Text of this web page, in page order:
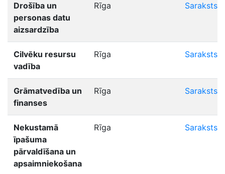
Drošība un
personas datu
aizsardzība
Rīga Saraksts
Cilvēku resursu
vadība
Rīga Saraksts
Grāmatvedība un
finanses
Rīga Saraksts
Nekustamā
īpašuma
pārvaldīšana un
apsaimniekošana
Rīga Saraksts